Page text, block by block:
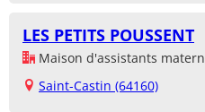
LES PETITS POUSSENT
Maison d'assistants
Saint-Castin (64160)